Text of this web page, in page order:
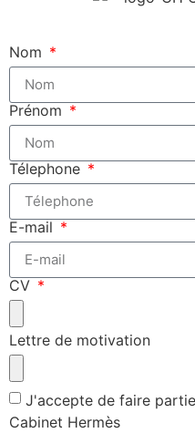
Nom
Prénom
Télephone
E-mail
CV
Lettre de motivation
J'accepte de faire
Cabinet Hermès